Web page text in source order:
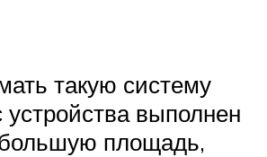
такую систему
выполнен
большую площадь,